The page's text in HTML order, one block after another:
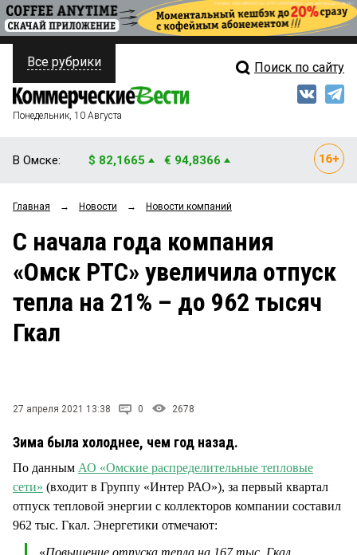
ПОЛИТИКА
ФИНАНСЫ
ОБЩЕСТВО
ЗАКОН
НОВОСТИ КОМПАНИЙ
Свежий выпуск
Мнения
Рейтинги
Блоги
Архив
Все рубрики Поиск по сайту
Понедельник, 10 Августа
В Омске: $ 82,1665 € 94,8366
Главная → Новости → Новости компаний
С начала года компания
«Омск РТС» увеличила отпуск
тепла на 21% – до 962 тысяч
Гкал
27 апреля 2021 13:38 0 2678
Зима была холоднее, чем год назад.
По данным АО «Омские распределительные тепловые
сети» (входит в Группу «Интер РАО»), за первый квартал
отпуск тепловой энергии с коллекторов компании составил
962 тыс. Гкал. Энергетики отмечают:
«Повышение отпуска тепла на 167 тыс. Гкал